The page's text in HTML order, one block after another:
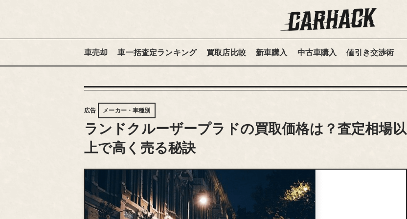
車売却 車一括査定ランキング 買取店比較 新車購入 中古車購入 値引き交渉術
広告 メーカー・車種別
ランドクルーザープラドの買取価格は？査定相場以
上で高く売る秘訣